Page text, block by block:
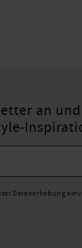
an
Datenerhebung